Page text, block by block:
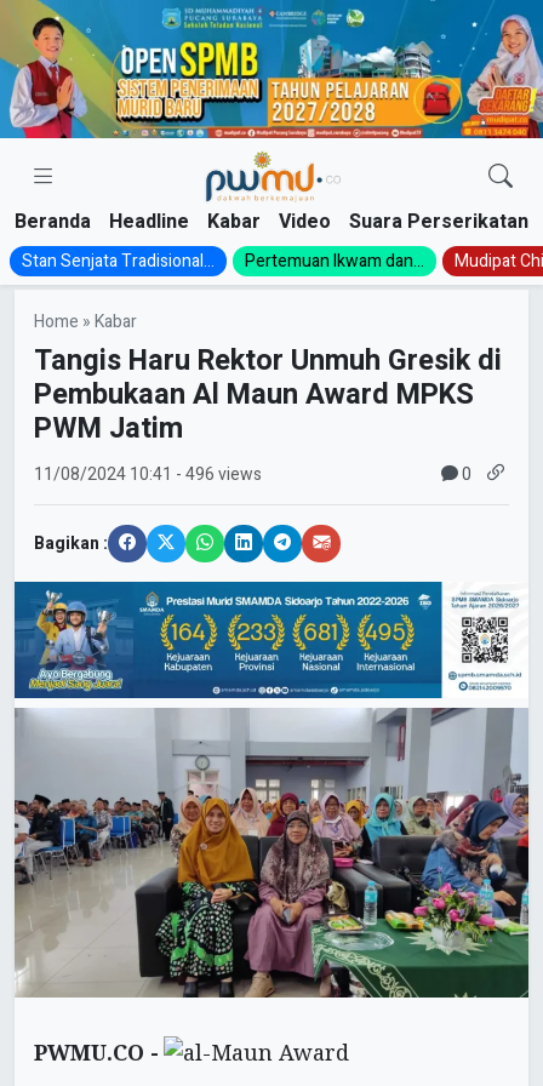
Skip
content
Beranda Headline Kabar Video Suara Perserikatan
Stan Senjata Tradisional... Pertemuan Ikwam dan... Mudipat
Home »Kabar
Tangis Haru Rektor Unmuh Gresik di
Pembukaan Al Maun Award MPKS
PWM Jatim
11/08/202410:41 - 496 views 0
Bagikan :
PWMU.CO -